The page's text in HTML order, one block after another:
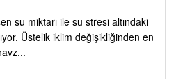
su miktarı ile su stresi altındaki
Üstelik iklim değişikliğinden en